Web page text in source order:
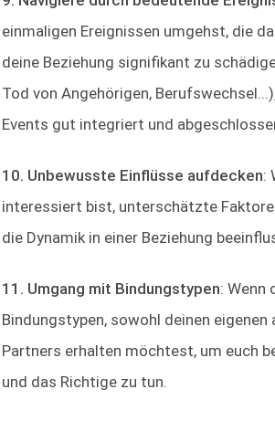
einmaligen Ereignissen umgehst, die
deine Beziehung signifikant zu
Tod von Angehörigen,
Events gut integriert und
10. Unbewusste Einflüsse aufdecken:
interessiert bist, unterschätzte
die Dynamik in einer Beziehung
11. Umgang mit Bindungstypen: Wenn
Bindungstypen, sowohl deinen eigenen
Partners erhalten möchtest, um euch
und das Richtige zu tun.